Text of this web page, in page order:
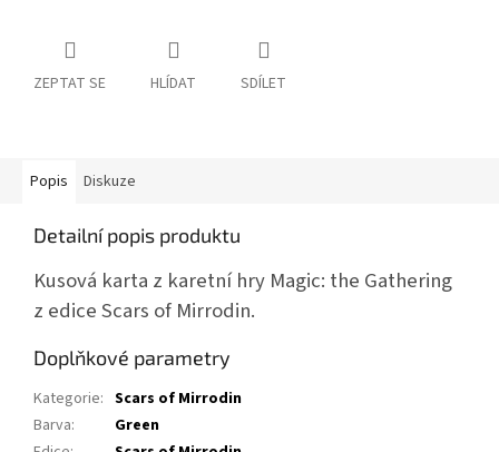
ZEPTAT SE HLÍDAT SDÍLET
Popis Diskuze
Detailní popis produktu
Kusová karta z karetní hry Magic: the Gathering
z edice Scars of Mirrodin.
Doplňkové parametry
Kategorie: Scars of Mirrodin
Barva:
Green